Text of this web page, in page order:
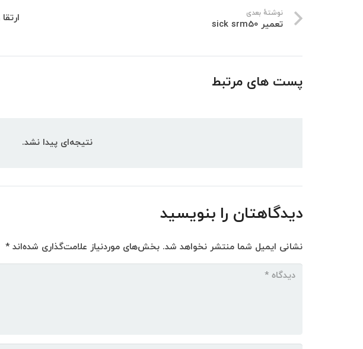
نوشتهٔ بعدی
تعمیر sick srm50
پست های مرتبط
نتیجه‌ای پیدا نشد.
دیدگاهتان را بنویسید
نشانی ایمیل شما منتشر نخواهد شد. بخش‌های موردنیاز علامت‌گذاری شده‌اند *